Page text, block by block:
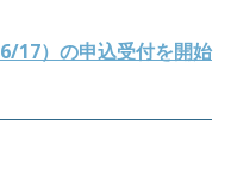
17）の申込受付を開始